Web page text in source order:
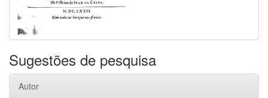
Sugestões de pesquisa
Autor